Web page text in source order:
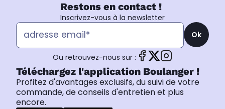
Restons en contact !
Inscrivez-vous à la newsletter
Ok
Ou retrouvez-nous sur :
Téléchargez l'application Boulanger !
Profitez d'avantages exclusifs, du suivi de votre
commande, de conseils d'entretien et plus
encore.